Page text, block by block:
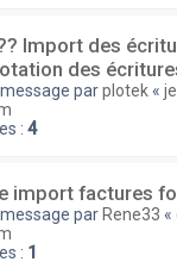
Import des
des
parplotek «
: 4
import factures
par Rene33 «
: 1